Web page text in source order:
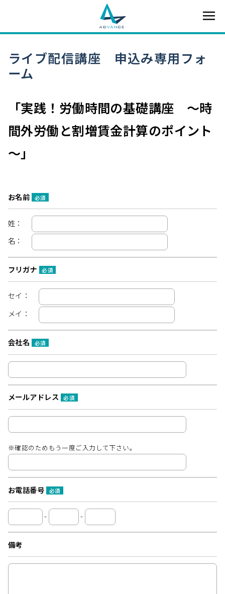
ライブ配信講座 申込み専用フォ
ーム
「実践！労働時間の基礎講座 ～時
間外労働と割増賃金計算のポイント
～」
お名前 必須
姓：
名：
フリガナ 必須
セイ：
メイ：
会社名 必須
メールアドレス 必須
※確認のためもう一度ご入力して下さい。
お電話番号 必須
- -
備考